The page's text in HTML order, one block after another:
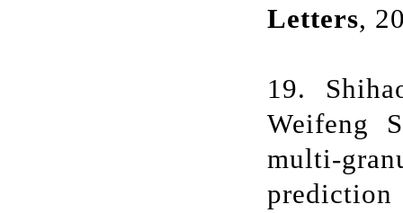
Letters,
19.
Weifeng
multi-